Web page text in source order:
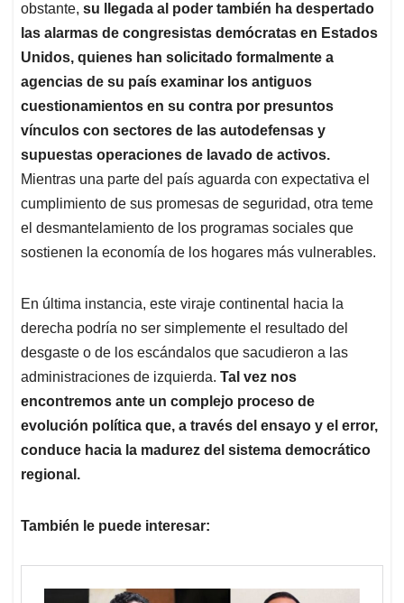
obstante, su llegada al poder también ha despertado
las alarmas de congresistas demócratas en Estados
Unidos, quienes han solicitado formalmente a
agencias de su país examinar los antiguos
cuestionamientos en su contra por presuntos
vínculos con sectores de las autodefensas y
supuestas operaciones de lavado de activos.
Mientras una parte del país aguarda con expectativa el
cumplimiento de sus promesas de seguridad, otra teme
el desmantelamiento de los programas sociales que
sostienen la economía de los hogares más vulnerables.
En última instancia, este viraje continental hacia la
derecha podría no ser simplemente el resultado del
desgaste o de los escándalos que sacudieron a las
administraciones de izquierda. Tal vez nos
encontremos ante un complejo proceso de
evolución política que, a través del ensayo y el error,
conduce hacia la madurez del sistema democrático
regional.
También le puede interesar: